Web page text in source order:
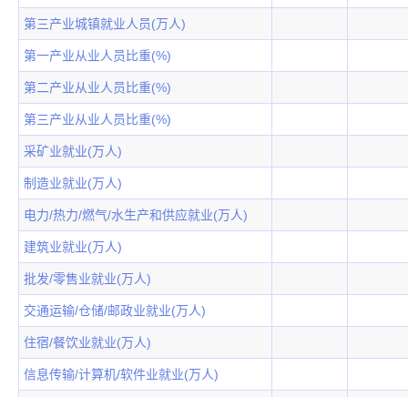
第三产业城镇就业人员(万人)
第一产业从业人员比重(%)
第二产业从业人员比重(%)
第三产业从业人员比重(%)
采矿业就业(万人)
制造业就业(万人)
电力/热力/燃气/水生产和供应就业(万人)
建筑业就业(万人)
批发/零售业就业(万人)
交通运输/仓储/邮政业就业(万人)
住宿/餐饮业就业(万人)
信息传输/计算机/软件业就业(万人)